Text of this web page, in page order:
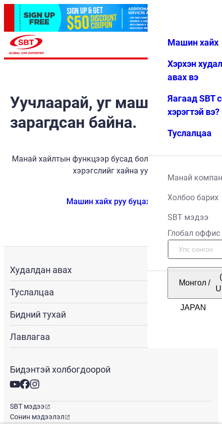
Дуртай Цэс
Машин хайх
Хэрхэн
авах вэ
Яагаад SBT
хэрэгтэй вэ?
Туслалцаа
Манай
Холбоо барих
SBT мэдээ
Глобал оффис
Монгол /
Уучлаарай, уг машин
зарагдсан байна.
Манай хайлтын функцээр бусад боломжит тээврийн
хэрэгслийг хайна уу.
Машин хайх руу буцах
Худалдан авах
Туслалцаа
Бидний тухай
Лавлагаа
Бидэнтэй холбогдоорой
SBT мэдээ
Сонин мэдээлэл